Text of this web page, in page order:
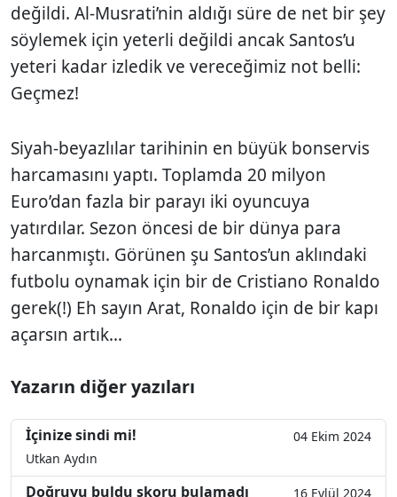
değildi. Al-Musrati’nin aldığı süre de net bir şey
söylemek için yeterli değildi ancak Santos’u
yeteri kadar izledik ve vereceğimiz not belli:
Geçmez!
Siyah-beyazlılar tarihinin en büyük bonservis
harcamasını yaptı. Toplamda 20 milyon
Euro’dan fazla bir parayı iki oyuncuya
yatırdılar. Sezon öncesi de bir dünya para
harcanmıştı. Görünen şu Santos’un aklındaki
futbolu oynamak için bir de Cristiano Ronaldo
gerek(!) Eh sayın Arat, Ronaldo için de bir kapı
açarsın artık...
Yazarın diğer yazıları
İçinize sindi mi!
04 Ekim 2024
Utkan Aydın
Doğruyu buldu skoru bulamadı
16 Eylül 2024